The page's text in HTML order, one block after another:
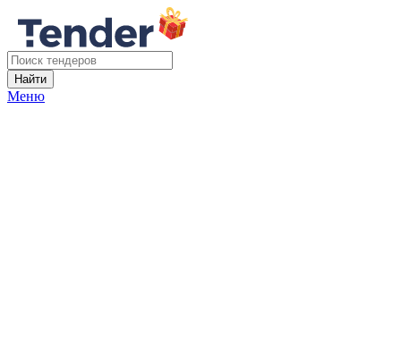
Найти
Меню